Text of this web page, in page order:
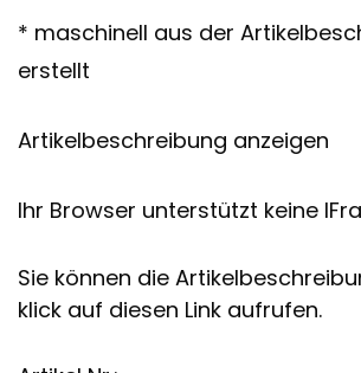
* maschinell aus der
erstellt
Artikelbeschreibung anzeigen
Ihr Browser unterstützt keine
Sie können die
klick auf diesen Link aufrufen.